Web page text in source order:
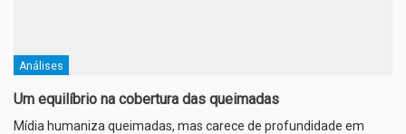
Análises
Um equilíbrio na cobertura das queimadas
Mídia humaniza queimadas, mas carece de profundidade em